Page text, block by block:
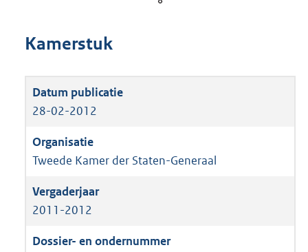
Kamerstuk
28-02-2012
Tweede Kamer der Staten-Generaal
2011-2012